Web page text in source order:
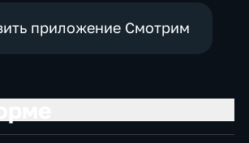
приложение Смотрим